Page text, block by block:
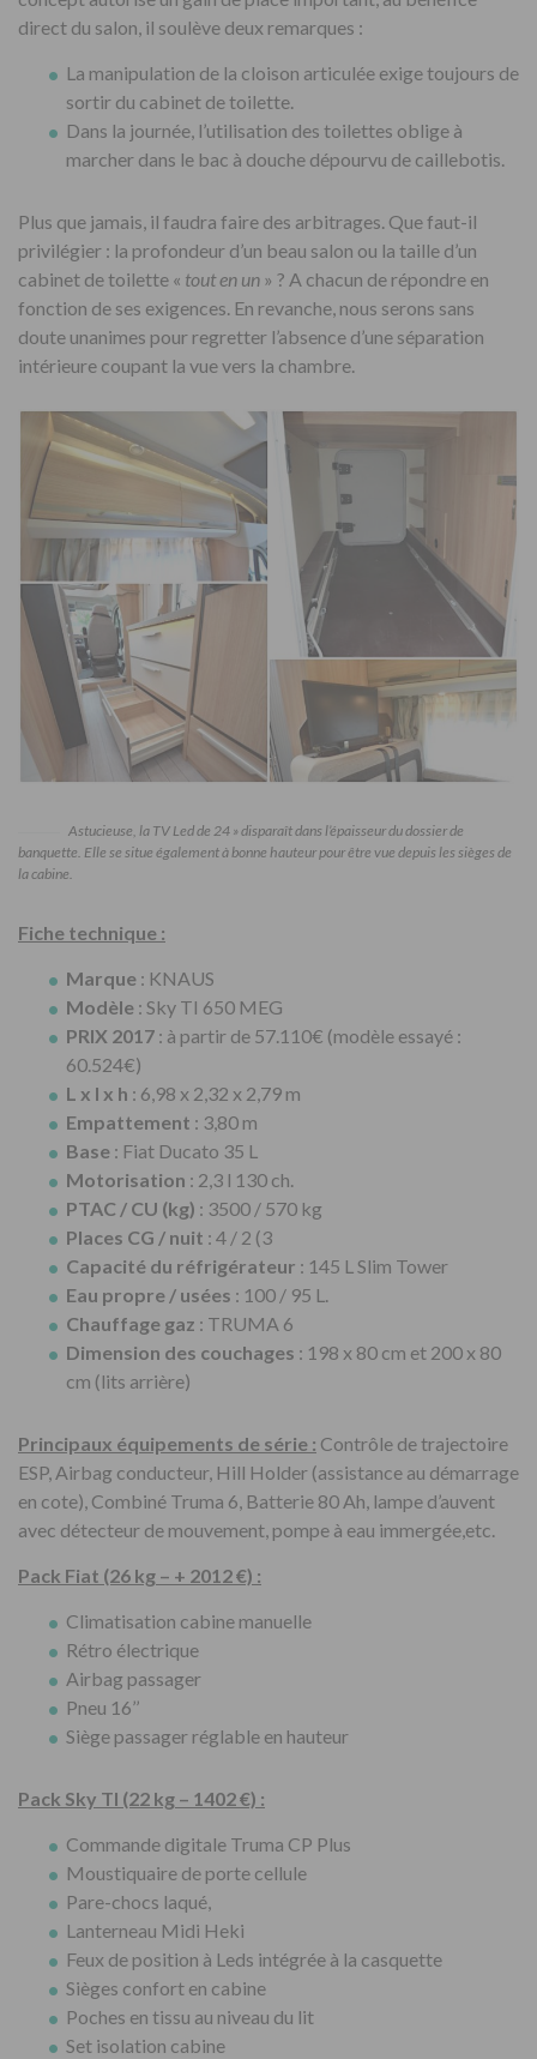
direct du salon, il soulève deux remarques :
La manipulation de la cloison articulée exige toujours de
sortir du cabinet de toilette.
Dans la journée, l’utilisation des toilettes oblige à
marcher dans le bac à douche dépourvu de caillebotis.
Plus que jamais, il faudra faire des arbitrages. Que faut-il
privilégier : la profondeur d’un beau salon ou la taille d’un
cabinet de toilette « tout en un » ? A chacun de répondre en
fonction de ses exigences. En revanche, nous serons sans
doute unanimes pour regretter l’absence d’une séparation
intérieure coupant la vue vers la chambre.
Astucieuse, la TV Led de 24 » disparaît dans l’épaisseur du dossier de
banquette. Elle se situe également à bonne hauteur pour être vue depuis les sièges de
la cabine.
Fiche technique :
Marque : KNAUS
Modèle : Sky TI 650 MEG
PRIX 2017 : à partir de 57.110€ (modèle essayé :
60.524€)
L x l x h : 6,98 x 2,32 x 2,79 m
Empattement : 3,80 m
Base : Fiat Ducato 35 L
Motorisation : 2,3 l 130 ch.
PTAC / CU (kg) : 3500 / 570 kg
Places CG / nuit : 4 / 2 (3
Capacité du réfrigérateur : 145 L Slim Tower
Eau propre / usées : 100 / 95 L.
Chauffage gaz : TRUMA 6
Dimension des couchages : 198 x 80 cm et 200 x 80
cm (lits arrière)
Principaux équipements de série : Contrôle de trajectoire
ESP, Airbag conducteur, Hill Holder (assistance au démarrage
en cote), Combiné Truma 6, Batterie 80 Ah, lampe d’auvent
avec détecteur de mouvement, pompe à eau immergée,etc.
Pack Fiat (26 kg – + 2012 €) :
Climatisation cabine manuelle
Rétro électrique
Airbag passager
Pneu 16’’
Siège passager réglable en hauteur
Pack Sky TI (22 kg – 1402 €) :
Commande digitale Truma CP Plus
Moustiquaire de porte cellule
Pare-chocs laqué,
Lanterneau Midi Heki
Feux de position à Leds intégrée à la casquette
Sièges confort en cabine
Poches en tissu au niveau du lit
Set isolation cabine